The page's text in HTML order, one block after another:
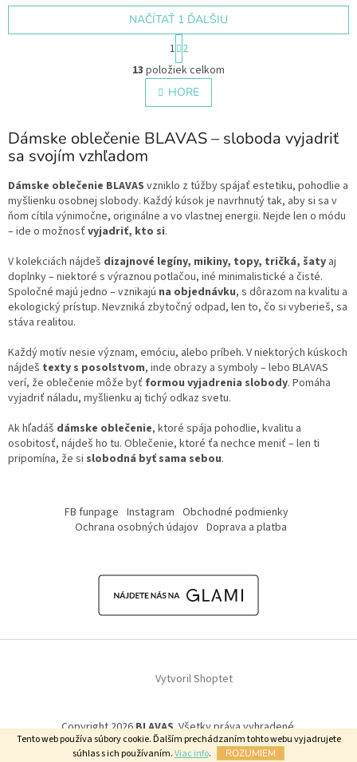
Tento web používa súbory cookie. Ďalším prechádzaním tohto webu vyjadrujete
súhlas s ich používaním.Viac info. ROZUMIEM
O
v
l
á
a
e
p
r
y
v
ý
p
u
NAČÍTAŤ 1 ĎALŠIU
S
t
r
á
n
k
v
a
e
1 2
13 položiek celkom
HORE
Dámske oblečenie BLAVAS – sloboda vyjadriť
sa svojím vzhľadom
Dámske oblečenie BLAVAS vzniklo z túžby spájať estetiku, pohodlie a
myšlienku osobnej slobody. Každý kúsok je navrhnutý tak, aby si sa v
ňom cítila výnimočne, originálne a vo vlastnej energii. Nejde len o módu
– ide o možnosť vyjadriť, kto si.
V kolekciách nájdeš dizajnové legíny, mikiny, topy, tričká, šaty aj
doplnky – niektoré s výraznou potlačou, iné minimalistické a čisté.
Spoločné majú jedno – vznikajú na objednávku, s dôrazom na kvalitu a
ekologický prístup. Nevzniká zbytočný odpad, len to, čo si vyberieš, sa
stáva realitou.
Každý motív nesie význam, emóciu, alebo príbeh. V niektorých kúskoch
nájdeš texty s posolstvom, inde obrazy a symboly – lebo BLAVAS
verí, že oblečenie môže byť formou vyjadrenia slobody. Pomáha
vyjadriť náladu, myšlienku aj tichý odkaz svetu.
Ak hľadáš dámske oblečenie, ktoré spája pohodlie, kvalitu a
osobitosť, nájdeš ho tu. Oblečenie, ktoré ťa nechce meniť – len ti
pripomína, že si slobodná byť sama sebou.
FB funpage Instagram Obchodné podmienky
Ochrana osobných údajov Doprava a platba
Vytvoril Shoptet
Copyright 2026BLAVAS. Všetky práva vyhradené.